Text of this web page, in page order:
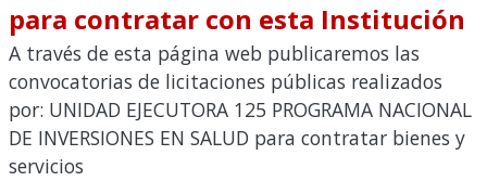
para contratar con esta Institución
A través de esta página web publicaremos las
convocatorias de licitaciones públicas realizados
por: UNIDAD EJECUTORA 125 PROGRAMA NACIONAL
DE INVERSIONES EN SALUD para contratar bienes y
servicios